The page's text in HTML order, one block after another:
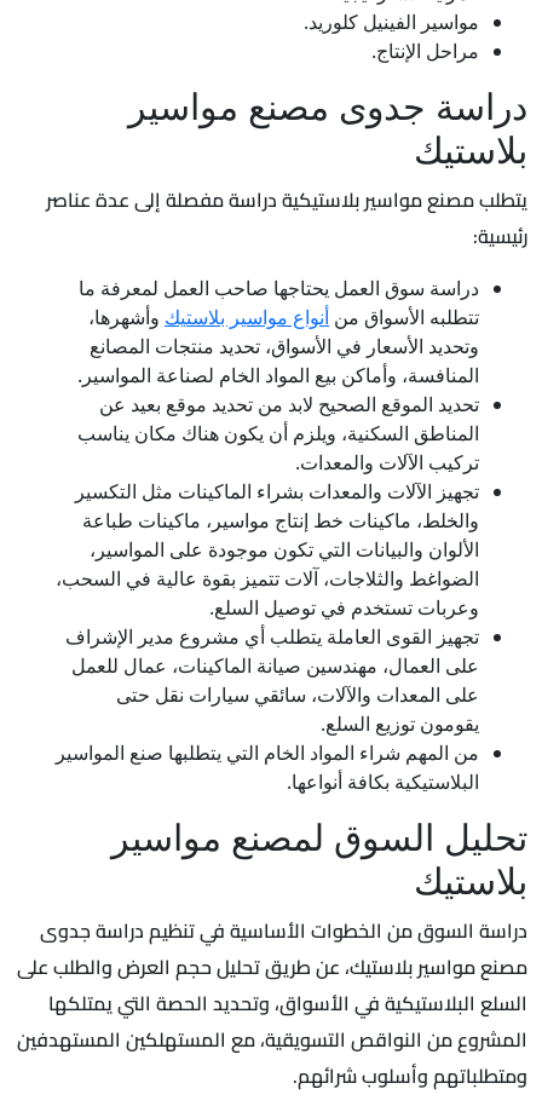
مواسير الفينيل كلوريد.
مراحل الإنتاج.
دراسة جدوى مصنع مواسير
بلاستيك
يتطلب مصنع مواسير بلاستيكية دراسة مفصلة إلى عدة عناصر
رئيسية:
دراسة سوق العمل يحتاجها صاحب العمل لمعرفة ما
تتطلبه الأسواق من أنواع مواسير بلاستيك وأشهرها،
وتحديد الأسعار في الأسواق، تحديد منتجات المصانع
المنافسة، وأماكن بيع المواد الخام لصناعة المواسير.
تحديد الموقع الصحيح لابد من تحديد موقع بعيد عن
المناطق السكنية، ويلزم أن يكون هناك مكان يناسب
تركيب الآلات والمعدات.
تجهيز الآلات والمعدات بشراء الماكينات مثل التكسير
والخلط، ماكينات خط إنتاج مواسير، ماكينات طباعة
الألوان والبيانات التي تكون موجودة على المواسير،
الضواغط والثلاجات، آلات تتميز بقوة عالية في السحب،
وعربات تستخدم في توصيل السلع.
تجهيز القوى العاملة يتطلب أي مشروع مدير الإشراف
على العمال، مهندسين صيانة الماكينات، عمال للعمل
على المعدات والآلات، سائقي سيارات نقل حتى
يقومون توزيع السلع.
من المهم شراء المواد الخام التي يتطلبها صنع المواسير
البلاستيكية بكافة أنواعها.
تحليل السوق لمصنع مواسير
بلاستيك
دراسة السوق من الخطوات الأساسية في تنظيم دراسة جدوى
مصنع مواسير بلاستيك، عن طريق تحليل حجم العرض والطلب على
السلع البلاستيكية في الأسواق، وتحديد الحصة التي يمتلكها
المشروع من النواقص التسويقية، مع المستهلكين المستهدفين
ومتطلباتهم وأسلوب شرائهم.